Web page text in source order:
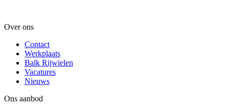
Over ons
Contact
Werkplaats
Balk Rijwielen
Vacatures
Nieuws
Ons aanbod